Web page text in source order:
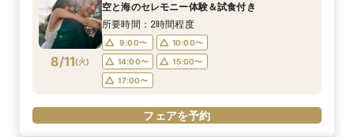
8/11(火)
空と海のセレモニー体験＆試食付き
所要時間：2時間程度
9:00〜
10:00〜
14:00〜
15:00〜
17:00〜
フェアを予約